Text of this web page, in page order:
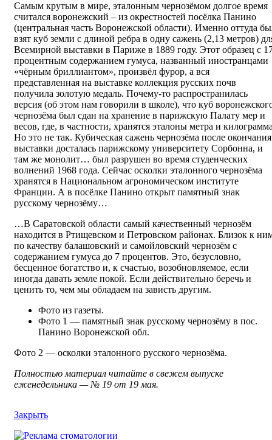
Самым крутым в мире, эталонным чернозёмом долгое время
считался воронежский – из окрестностей посёлка Панино
(центральная часть Воронежской области). Именно оттуда
взят куб земли с длиной ребра в одну сажень (2,13 метров)
Всемирной выставки в Париже в 1889 году. Этот образец с
процентным содержанием гумуса, названный иностранцами
«чёрным бриллиантом», произвёл фурор, а вся
представленная на выставке коллекция русских почв
получила золотую медаль. Почему-то распространилась
версия (об этом нам говорили в школе), что куб
чернозёма был сдан на хранение в парижскую Палату мер и
весов, где, в частности, хранятся эталоны метра и
Но это не так. Кубическая сажень чернозёма после окончания
выставки досталась парижскому университету Сорбонна, и
там же монолит… был разрушен во время студенческих
волнений 1968 года. Сейчас осколки эталонного чернозёма
хранятся в Национальном агрономическом институте
Франции. А в посёлке Панино открыт памятный знак
русскому чернозёму…
…В Саратовской области самый качественный чернозём
находится в Ртищевском и Петровском районах. Близок к
по качеству балашовский и самойловский чернозём с
содержанием гумуса до 7 процентов. Это, безусловно,
бесценное богатство и, к счастью, возобновляемое, если
иногда давать земле покой. Если действительно беречь и
ценить то, чем мы обладаем на зависть другим.
Фото из газеты.
Фото 1 — памятный знак русскому чернозёму в пос.
Панино Воронежской обл.
Фото 2 — осколки эталонного русского чернозёма.
Полностью материал читайте в свежем выпуске
еженедельника — № 19 от 19 мая.
Закрыть